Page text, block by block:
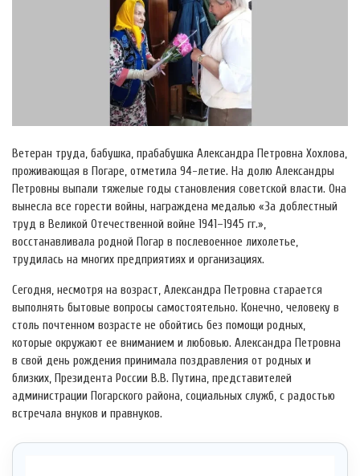
Ветеран труда, бабушка, прабабушка Александра Петровна Хохлова,
проживающая в Погаре, отметила 94-летие. На долю Александры
Петровны выпали тяжелые годы становления советской власти. Она
вынесла все горести войны, награждена медалью «За доблестный
труд в Великой Отечественной войне 1941–1945 гг.»,
восстанавливала родной Погар в послевоенное лихолетье,
трудилась на многих предприятиях и организациях.
Сегодня, несмотря на возраст, Александра Петровна старается
выполнять бытовые вопросы самостоятельно. Конечно, человеку в
столь почтенном возрасте не обойтись без помощи родных,
которые окружают ее вниманием и любовью. Александра Петровна
в свой день рождения принимала поздравления от родных и
близких, Президента России В.В. Путина, представителей
администрации Погарского района, социальных служб, с радостью
встречала внуков и правнуков.